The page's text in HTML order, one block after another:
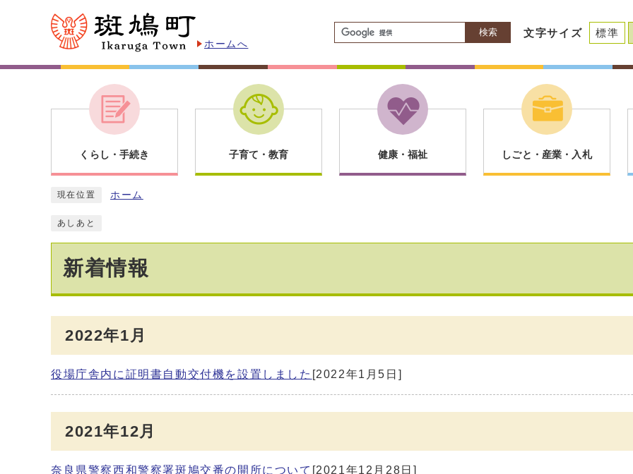
ホームへ
検索 文字サイズ 標準
くらし・手続き 子育て・教育 健康・福祉 しごと・産業・入札
現在位置 ホーム
あしあと
新着情報
2022年1月
役場庁舎内に証明書自動交付機を設置しました [2022年1月5日]
2021年12月
奈良県警察西和警察署斑鳩交番の開所について [2021年12月28日]